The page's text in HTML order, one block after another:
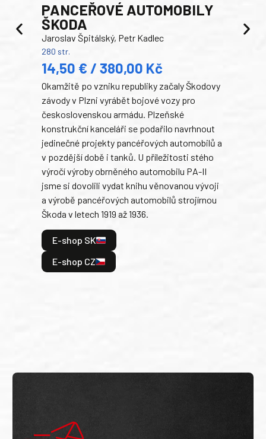
PANCEŘOVÉ AUTOMOBILY
ŠKODA
Jaroslav Špitálský, Petr Kadlec
280 str.
14,50 € / 380,00 Kč
Okamžitě po vzniku republiky začaly Škodovy
závody v Plzni vyrábět bojové vozy pro
československou armádu. Plzeňské
konstrukční kanceláři se podařilo navrhnout
jedinečné projekty pancéřových automobilů a
v pozdější době i tanků. U příležitosti stého
výročí výroby obrněného automobilu PA-II
jsme si dovolili vydat knihu věnovanou vývoji
a výrobě pancéřových automobilů strojírnou
Škoda v letech 1919 až 1936.
E-shop SK
E-shop CZ